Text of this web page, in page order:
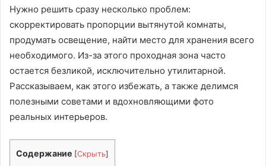
Нужно решить сразу несколько проблем:
скорректировать пропорции вытянутой комнаты,
продумать освещение, найти место для хранения всего
необходимого. Из-за этого проходная зона часто
остается безликой, исключительно утилитарной.
Рассказываем, как этого избежать, а также делимся
полезными советами и вдохновляющими фото
реальных интерьеров.
Содержание [Скрыть]